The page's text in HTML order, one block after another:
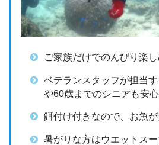
ご家族だけでのんびり楽
ベテランスタッフが担当
や60歳までのシニアも安心
餌付け付きなので、お魚
暑がりな方はウエットスー